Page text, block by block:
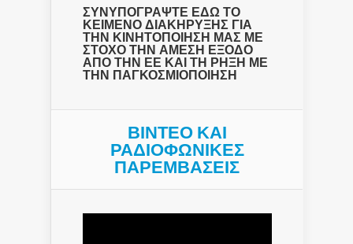
ΣΥΝΥΠΟΓΡΑΨΤΕ ΕΔΩ ΤΟ
ΚΕΙΜΕΝΟ ΔΙΑΚΗΡΥΞΗΣ ΓΙΑ
ΤΗΝ ΚΙΝΗΤΟΠΟΙΗΣΗ ΜΑΣ ΜΕ
ΣΤΟΧΟ ΤΗΝ ΑΜΕΣΗ ΕΞΟΔΟ
ΑΠΟ ΤΗΝ ΕΕ ΚΑΙ ΤΗ ΡΗΞΗ ΜΕ
ΤΗΝ ΠΑΓΚΟΣΜΙΟΠΟΙΗΣΗ
ΒΙΝΤΕΟ ΚΑΙ
ΡΑΔΙΟΦΩΝΙΚΕΣ
ΠΑΡΕΜΒΑΣΕΙΣ